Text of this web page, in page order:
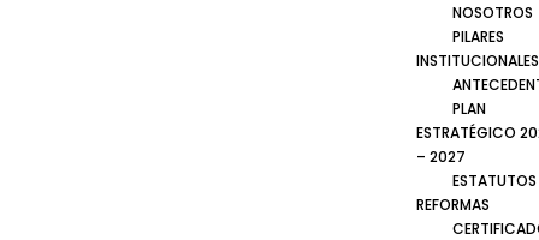
NOSOTROS
PILARES
INSTITUCIONALES
PLAN
ESTRATÉGICO
– 2027
ESTATUTOS
REFORMAS